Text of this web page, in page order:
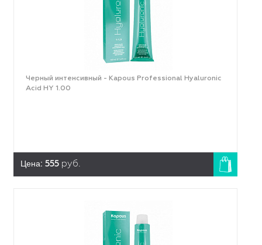
Черный интенсивный - Kapous Professional Hyaluronic
Acid HY 1.00
Цена: 555 руб.